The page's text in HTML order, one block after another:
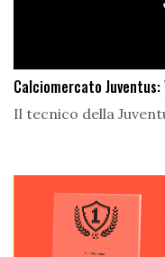
Calciomercato
Il tecnico della